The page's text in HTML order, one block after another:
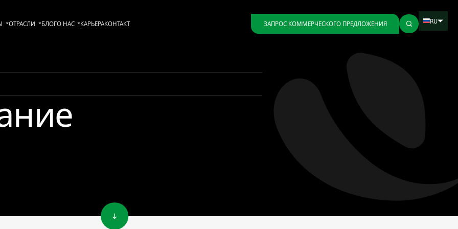
ОТРАСЛИ БЛОГО НАС KАРЬЕРАКОНТАКТ ЗАПРОС КОММЕРЧЕСКОГО ПРЕДЛОЖЕНИЯ RU